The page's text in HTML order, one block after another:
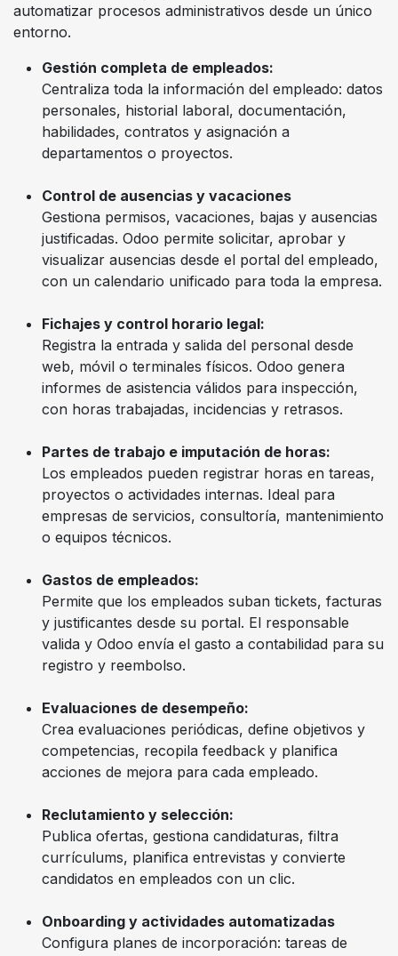
automatizar procesos administrativos desde un único
entorno.
Gestión completa de empleados:
Centraliza toda la información del empleado: datos
personales, historial laboral, documentación,
habilidades, contratos y asignación a
departamentos o proyectos.
Control de ausencias y vacaciones
Gestiona permisos, vacaciones, bajas y ausencias
justificadas. Odoo permite solicitar, aprobar y
visualizar ausencias desde el portal del empleado,
con un calendario unificado para toda la empresa.
Fichajes y control horario legal:
Registra la entrada y salida del personal desde
web, móvil o terminales físicos. Odoo genera
informes de asistencia válidos para inspección,
con horas trabajadas, incidencias y retrasos.
Partes de trabajo e imputación de horas:
Los empleados pueden registrar horas en tareas,
proyectos o actividades internas. Ideal para
empresas de servicios, consultoría, mantenimiento
o equipos técnicos.
Gastos de empleados:
Permite que los empleados suban tickets, facturas
y justificantes desde su portal. El responsable
valida y Odoo envía el gasto a contabilidad para su
registro y reembolso.
Evaluaciones de desempeño:
Crea evaluaciones periódicas, define objetivos y
competencias, recopila feedback y planifica
acciones de mejora para cada empleado.
Reclutamiento y selección:
Publica ofertas, gestiona candidaturas, filtra
currículums, planifica entrevistas y convierte
candidatos en empleados con un clic.
Onboarding y actividades automatizadas
Configura planes de incorporación: tareas de